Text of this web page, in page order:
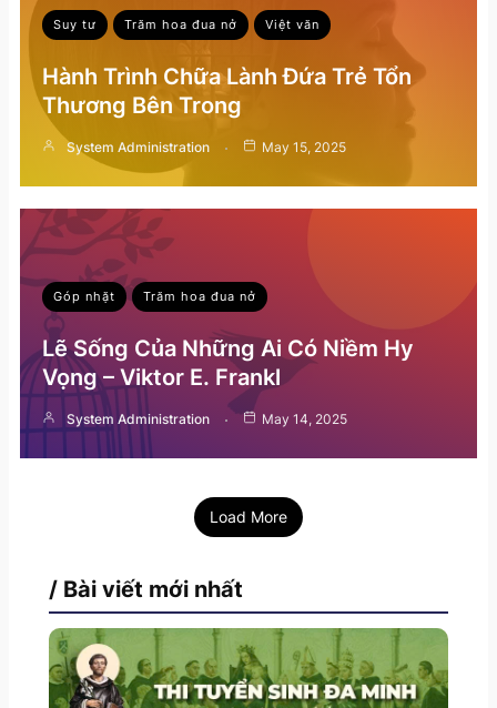
Suy tư Trăm hoa đua nở Việt văn
Hành Trình Chữa Lành Đứa Trẻ Tổn
Thương Bên Trong
System Administration May 15, 2025
Góp nhặt Trăm hoa đua nở
Lẽ Sống Của Những Ai Có Niềm Hy
Vọng – Viktor E. Frankl
System Administration May 14, 2025
Load More
/ Bài viết mới nhất